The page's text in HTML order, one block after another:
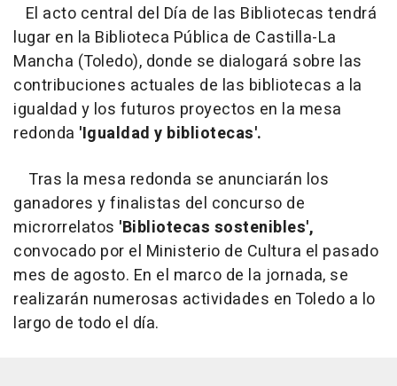
El acto central del Día de las Bibliotecas tendrá
lugar en la Biblioteca Pública de Castilla-La
Mancha (Toledo), donde se dialogará sobre las
contribuciones actuales de las bibliotecas a la
igualdad y los futuros proyectos en la mesa
redonda 'Igualdad y bibliotecas'.
Tras la mesa redonda se anunciarán los
ganadores y finalistas del concurso de
microrrelatos 'Bibliotecas sostenibles',
convocado por el Ministerio de Cultura el pasado
mes de agosto. En el marco de la jornada, se
realizarán numerosas actividades en Toledo a lo
largo de todo el día.